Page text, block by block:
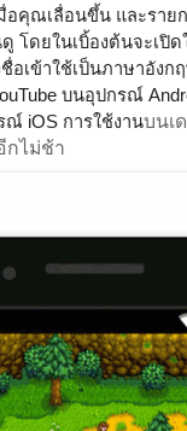
อคุณเลื่อนขึ้น และราย
ดู โดยในเบิ้องต้นจะเปิด
อเข้าใช้เป็นภาษาอังก
บนอุปกรณ์
iOS การใช้งานบนเ
กไม่ช้า